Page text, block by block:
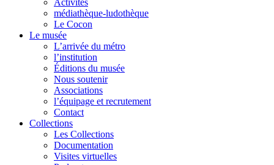
Activités
médiathèque-ludothèque
Le Cocon
Le musée
L’arrivée du métro
l’institution
Éditions du musée
Nous soutenir
Associations
l’équipage et recrutement
Contact
Collections
Les Collections
Documentation
Visites virtuelles